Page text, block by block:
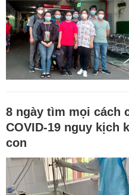
8 ngày tìm mọi cách
COVID-19 nguy kịch
con